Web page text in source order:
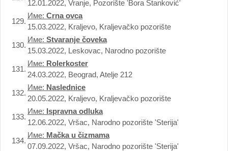
12.01.2022, Vranje, Pozorište 'Bora Stanković'
129.
Име: Crna ovca
15.03.2022, Kraljevo, Kraljevačko pozorište
130.
Име: Stvaranje čoveka
15.03.2022, Leskovac, Narodno pozorište
131.
Име: Rolerkoster
24.03.2022, Beograd, Atelje 212
132.
Име: Naslednice
20.05.2022, Kraljevo, Kraljevačko pozorište
133.
Име: Ispravna odluka
12.06.2022, Vršac, Narodno pozorište 'Sterija'
134.
Име: Mačka u čizmama
07.09.2022, Vršac, Narodno pozorište 'Sterija'